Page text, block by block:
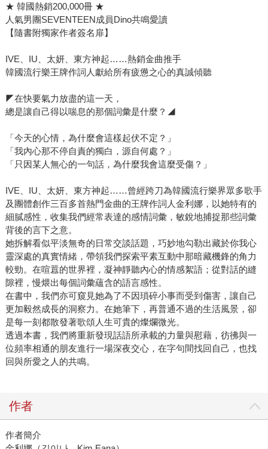
★ 韓國熱銷200,000冊 ★
人氣男團SEVENTEEN成員Dino共鳴愛讀
【隨書附獨家作者簽名扉】
IVE、IU、太妍、東方神起……熱銷金曲推手
韓國流行樂王牌作詞人獻給所有疲憊之心的真誠傾聽
◤在快要氣力放盡的這一天，
總是讓自己得以喘息的那個詞彙是什麼？◢
「今天的心情，為什麼會這樣起伏不定？」
「我內心那不停自責的獨白，源自何處？」
「只因某人無心的一句話，為什麼我會這麼受傷？」
IVE、IU、太妍、東方神起……曾經跨刀為韓國流行樂界眾多歌手
及團體創作三百多首熱門金曲的王牌作詞人金利娜，以她特有的
細膩感性，收集我們經常表達的感情詞彙，敏銳地捕捉那些詞彙
背後的言下之意。
她拆解看似平淡無奇的日常交談話題，巧妙地勾勒出藏於你我心
靈深處的真實情緒，帶領我們探索平素互動中那暗藏機鋒的角力
較勁。在喧囂的世界裡，凝神靜聽內心的情感絮語；從對話的縫
隙裡，慢煨出每個詞彙蘊含的語言感性。
在書中，我們亦可窺見她為了不因瑣碎小事而受到傷害，讓自己
更加毅然成長的洞察力。在她筆下，再普通不過的生活風景，卻
是每一刻都散發著歌頌人生可貴的燦爛微光。
透過本書，我們將重新發現話語所承載的力量與慰藉，彷彿與一
位頻率相通的朋友進行一場深夜交心，在字句間找回自己，也找
回與所愛之人的共鳴。
作者
作者簡介